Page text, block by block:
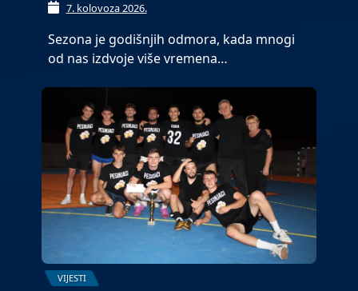
7. kolovoza 2026.
Sezona je godišnjih odmora, kada mnogi
od nas izdvoje više vremena…
VIJESTI